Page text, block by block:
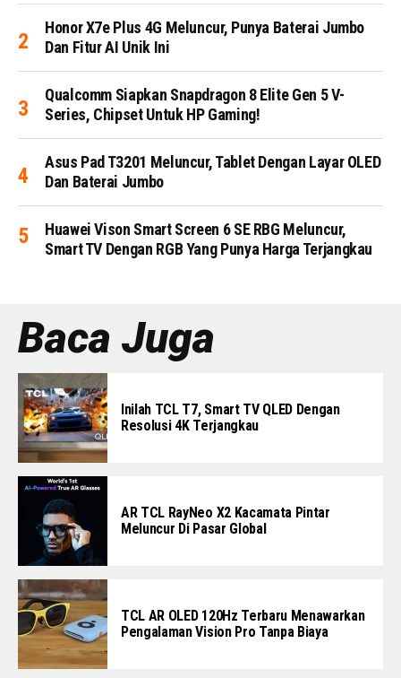
Honor X7e Plus 4G Meluncur, Punya Baterai Jumbo
Dan Fitur AI Unik Ini
Qualcomm Siapkan Snapdragon 8 Elite Gen 5 V-
Series, Chipset Untuk HP Gaming!
Asus Pad T3201 Meluncur, Tablet Dengan Layar OLED
Dan Baterai Jumbo
Huawei Vison Smart Screen 6 SE RBG Meluncur,
Smart TV Dengan RGB Yang Punya Harga Terjangkau
Baca Juga
Inilah TCL T7, Smart TV QLED Dengan
Resolusi 4K Terjangkau
AR TCL RayNeo X2 Kacamata Pintar
Meluncur Di Pasar Global
TCL AR OLED 120Hz Terbaru Menawarkan
Pengalaman Vision Pro Tanpa Biaya